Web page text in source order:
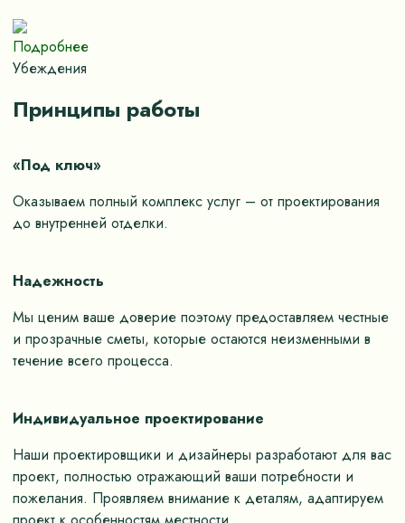
Подробнее
Убеждения
Принципы работы
«Под ключ»
Оказываем полный комплекс услуг – от проектирования
до внутренней отделки.
Надежность
Мы ценим ваше доверие поэтому предоставляем честные
и прозрачные сметы, которые остаются неизменными в
течение всего процесса.
Индивидуальное проектирование
Наши проектировщики и дизайнеры разработают для вас
проект, полностью отражающий ваши потребности и
пожелания. Проявляем внимание к деталям, адаптируем